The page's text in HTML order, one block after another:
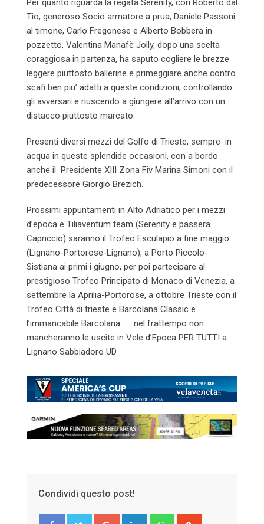
Per quanto riguarda la regata Serenity, con Roberto dal
Tio, generoso Socio armatore a prua, Daniele Passoni
al timone, Carlo Fregonese e Alberto Bobbera in
pozzetto, Valentina Manafè Jolly, dopo una scelta
coraggiosa in partenza, ha saputo cogliere le brezze
leggere piuttosto ballerine e primeggiare anche contro
scafi ben piu’ adatti a queste condizioni, controllando
gli avversari e riuscendo a giungere all’arrivo con un
distacco piuttosto marcato.
Presenti diversi mezzi del Golfo di Trieste, sempre in
acqua in queste splendide occasioni, con a bordo
anche il Presidente XIII Zona Fiv Marina Simoni con il
predecessore Giorgio Brezich.
Prossimi appuntamenti in Alto Adriatico per i mezzi
d’epoca e Tiliaventum team (Serenity e passera
Capriccio) saranno il Trofeo Esculapio a fine maggio
(Lignano-Portorose-Lignano), a Porto Piccolo-
Sistiana ai primi i giugno, per poi partecipare al
prestigioso Trofeo Principato di Monaco di Venezia, a
settembre la Aprilia-Portorose, a ottobre Trieste con il
Trofeo Città di trieste e Barcolana Classic e
l’immancabile Barcolana ….. nel frattempo non
mancheranno le uscite in Vele d’Epoca PER TUTTI a
Lignano Sabbiadoro UD.
Condividi questo post!
Google+ LinkedIn Whatsapp